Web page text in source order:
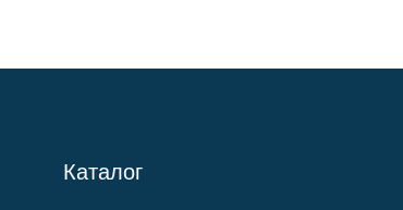
Каталог